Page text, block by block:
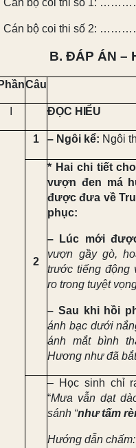
Cán bộ coi thi số 1:
Cán bộ coi thi số 2:
B. ĐÁP ÁN –
Câu
ĐỌC HIỂU
1 – Ngôi kể: Ngôi
2
* Hai chi tiết
vượn đen má
được đưa về
phục:
– Lúc mới
vượn gầy gò,
trước tiếng động
ro trong tuyệt
– Sau khi hồi
ánh bạc dưới
ánh mắt bình
Hương như đã
– Học sinh chỉ
“Mưa vẫn dạt
sánh “như tấm
Hướng dẫn chấm: